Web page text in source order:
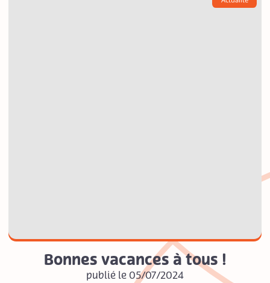
Bonnes vacances à tous !
publié le 05/07/2024